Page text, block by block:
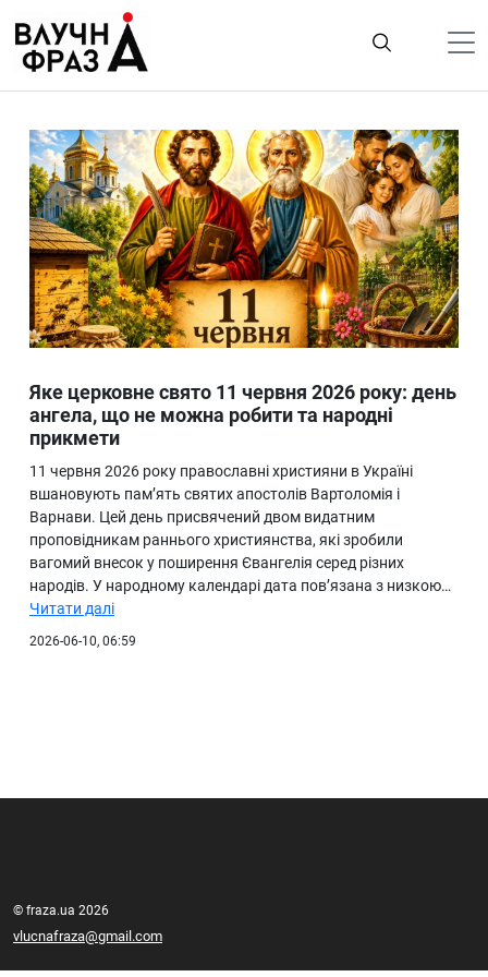
содержимому
Гроші
Життя
Лайфстайл
ТехноНаука
Людина
Ukraine
Про нас
Яке церковне свято 11 червня 2026 року: день
ангела, що не можна робити та народні
прикмети
11 червня 2026 року православні християни в Україні
вшановують пам’ять святих апостолів Вартоломія і
Варнави. Цей день присвячений двом видатним
проповідникам раннього християнства, які зробили
вагомий внесок у поширення Євангелія серед різних
народів. У народному календарі дата пов’язана з низкою…
Читати далі
2026-06-10, 06:59
© fraza.ua 2026
vlucnafraza@gmail.com